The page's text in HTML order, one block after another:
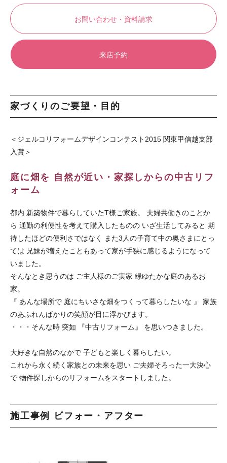
お問い合わせ・資料請求
来店予約
家づくりのご要望・目的
＜ジェルコリフォームデザインコンテスト2015 関東甲信越支部
入賞＞
庭に畑を 自然が近い・家探しからの中古リフ
ォーム
都内 新築物件で暮らしていたT様ご家族。 夫婦共働きのことか
ら 通勤の利便性を考えて購入したものの いざ生活してみると 期
待したほどの便利さではなく また3人の子育て中の奥さまにとっ
ては 兄妹が増えたこともあって家が手狭に感じるようになって
いました。
そんなとき思うのは ご主人様のご実家 緑ゆたかな庭のあるお
家。
『 あんな場所で 庭にちいさな畑をつくって暮らしたいな 』 家族
のあふれんばかりの笑顔が目に浮かびます。
・・・そんな時 突如 『中古リフォーム』 を思いつきました。
大好きな自然のなかで 子どもと楽しく暮らしたい。
これから永く続く家族との未来を思い ご夫婦そろった一大決心
で 物件探しからのリフォームをスタートしました。
施工事例 ビフォー・アフター